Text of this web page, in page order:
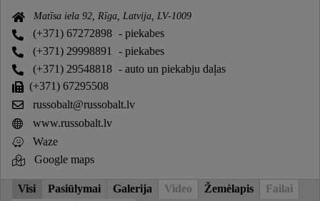
Matīsa iela 92, Rīga, Latvija, LV-1009
(+371) 67272898 - piekabes
(+371) 29998891
- piekabes
(+371) 29548818 - auto un piekabju daļas
(+371) 67295508
russobalt@russobalt.lv
www.russobalt.lv
Waze
Google maps
Visi Pasiūlymai Galerija Video Žemėlapis
Failai